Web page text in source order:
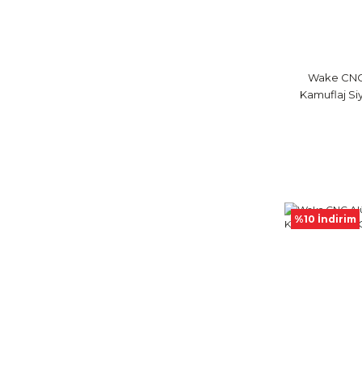
Wake
Kamuflaj
%10 İndirim